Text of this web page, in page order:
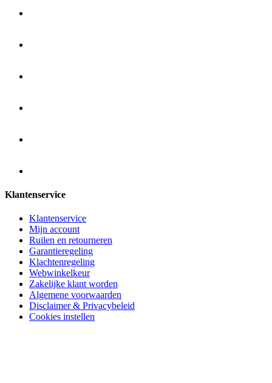
Klantenservice
Klantenservice
Mijn account
Ruilen en retourneren
Garantieregeling
Klachtenregeling
Webwinkelkeur
Zakelijke klant worden
Algemene voorwaarden
Disclaimer & Privacybeleid
Cookies instellen